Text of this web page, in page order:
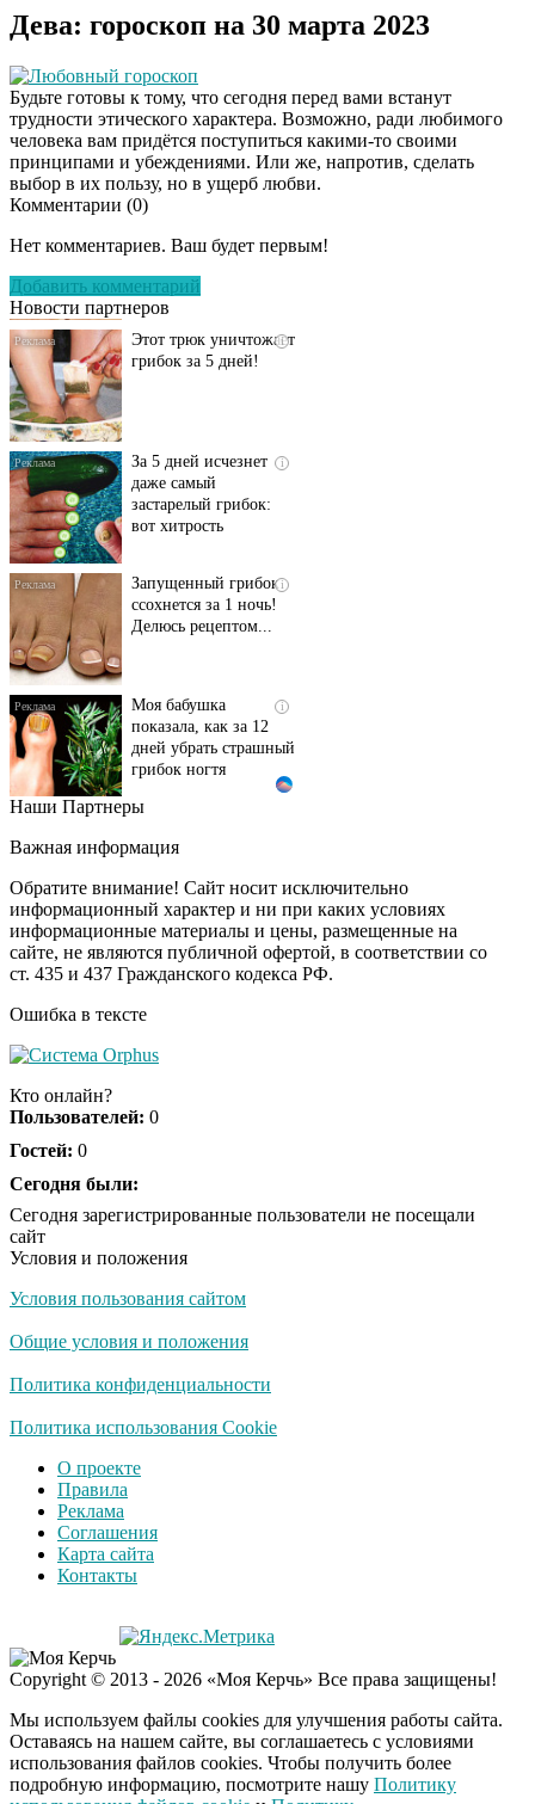
Дева: гороскоп на 30 марта 2023
Любовный гороскоп
Будьте готовы к тому, что сегодня перед вами встанут
трудности этического характера. Возможно, ради любимого
человека вам придётся поступиться какими-то своими
принципами и убеждениями. Или же, напротив, сделать
выбор в их пользу, но в ущерб любви.
Комментарии (0)
Нет комментариев. Ваш будет первым!
Добавить комментарий
Новости партнеров
Даже самый
исчезнет с корнем,
грибок за 5 дней!
даже самый
застарелый грибок:
вот хитрость
ссохнется за 1 ночь!
Делюсь рецептом...
показала, как за 12
дней убрать страшный
грибок ногтя
Этот танец невесты
Пересмотрела 10 раз
i
Ролик длится пару
секунд, но вы будете в
шоке от увиденного
Ролик из Омска: вы
Ржу не переставая, это
не раз
Скрытая камера на
люди вытворяют, когда
Ролик длится
смеяться вы будете
Королева вагона
отожгла! Видео не
оставит равнодушным
Наши Партнеры
Важная информация
Обратите внимание! Сайт носит исключительно
информационный характер и ни при каких условиях
информационные материалы и цены, размещенные на
сайте, не являются публичной офертой, в соответствии со
ст. 435 и 437 Гражданского кодекса РФ.
Ошибка в тексте
Кто онлайн?
Пользователей: 0
Гостей: 0
Сегодня были:
Сегодня зарегистрированные пользователи не посещали
сайт
Условия и положения
Условия пользования сайтом
Общие условия и положения
Политика конфиденциальности
Политика использования Cookie
О проекте
Правила
Реклама
Соглашения
Карта сайта
Контакты
Copyright © 2013 - 2026 «Моя Керчь» Все права защищены!
Мы используем файлы cookies для улучшения работы сайта.
Оставаясь на нашем сайте, вы соглашаетесь с условиями
использования файлов cookies. Чтобы получить более
подробную информацию, посмотрите нашу Политику